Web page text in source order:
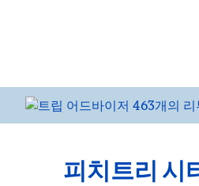
피치트리 시